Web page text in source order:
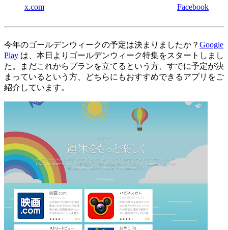
x.com Facebook
今年のゴールデンウィークの予定は決まりましたか？ Google
Play は、本日よりゴールデンウィーク特集をスタートしまし
た。まだこれからプランを立てるという方、すでに予定が決
まっているという方、どちらにもおすすめできるアプリをご
紹介しています。